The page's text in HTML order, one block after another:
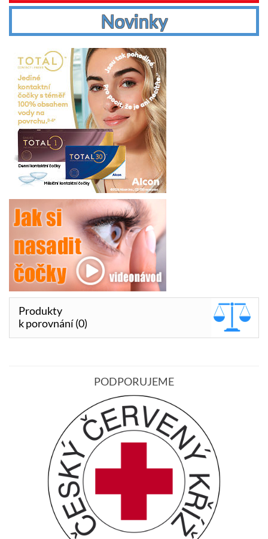
Novinky
Produkty
k porovnání (0)
PODPORUJEME